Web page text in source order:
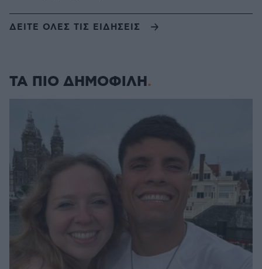
ΔΕΙΤΕ ΟΛΕΣ ΤΙΣ ΕΙΔΗΣΕΙΣ
ΤΑ ΠΙΟ ΔΗΜΟΦΙΛΗ